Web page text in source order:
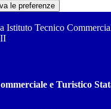
le preferenze
Istituto Tecnico
e Turistico